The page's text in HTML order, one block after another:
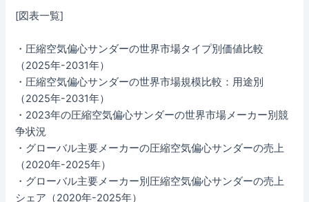
[図表一覧]
・圧縮空気偏心サンダーの世界市場タイプ別価値比較
（2025年-2031年）
・圧縮空気偏心サンダーの世界市場規模比較：用途別
（2025年-2031年）
・2023年の圧縮空気偏心サンダーの世界市場メーカー別競
争状況
・グローバル主要メーカーの圧縮空気偏心サンダーの売上
（2020年-2025年）
・グローバル主要メーカー別圧縮空気偏心サンダーの売上
シェア（2020年-2025年）